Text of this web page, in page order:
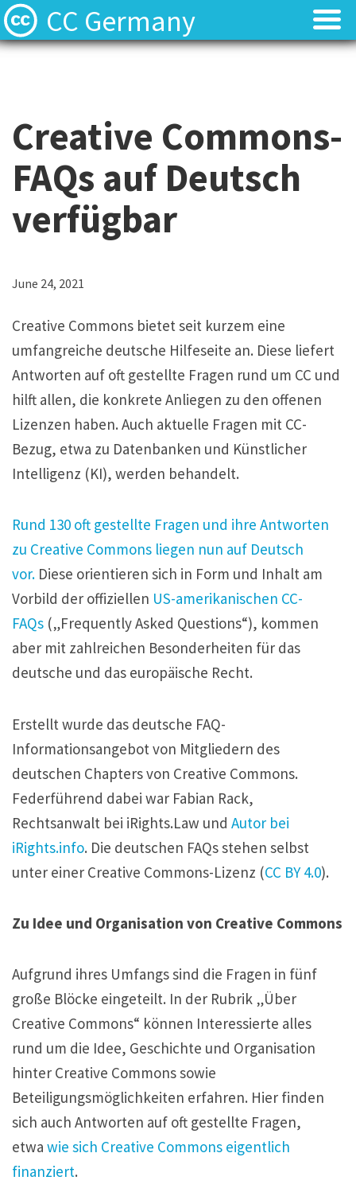
CC Germany
FAQ
⬈ Lizenzen
⬈ Urteilsdatenbank
FAQ
⬈ Lizenzen
⬈ Urteilsdatenbank
Creative Commons-
FAQs auf Deutsch
verfügbar
June 24, 2021
Creative Commons bietet seit kurzem eine
umfangreiche deutsche Hilfeseite an. Diese liefert
Antworten auf oft gestellte Fragen rund um CC und
hilft allen, die konkrete Anliegen zu den offenen
Lizenzen haben. Auch aktuelle Fragen mit CC-
Bezug, etwa zu Datenbanken und Künstlicher
Intelligenz (KI), werden behandelt.
Rund 130 oft gestellte Fragen und ihre Antworten
zu Creative Commons liegen nun auf Deutsch
vor. Diese orientieren sich in Form und Inhalt am
Vorbild der offiziellen US-amerikanischen CC-
FAQs („Frequently Asked Questions“), kommen
aber mit zahlreichen Besonderheiten für das
deutsche und das europäische Recht.
Erstellt wurde das deutsche FAQ-
Informationsangebot von Mitgliedern des
deutschen Chapters von Creative Commons.
Federführend dabei war Fabian Rack,
Rechtsanwalt bei iRights.Law und Autor bei
iRights.info. Die deutschen FAQs stehen selbst
unter einer Creative Commons-Lizenz (CC BY 4.0).
Zu Idee und Organisation von Creative Commons
Aufgrund ihres Umfangs sind die Fragen in fünf
große Blöcke eingeteilt. In der Rubrik „Über
Creative Commons“ können Interessierte alles
rund um die Idee, Geschichte und Organisation
hinter Creative Commons sowie
Beteiligungsmöglichkeiten erfahren. Hier finden
sich auch Antworten auf oft gestellte Fragen,
etwa wie sich Creative Commons eigentlich
finanziert.